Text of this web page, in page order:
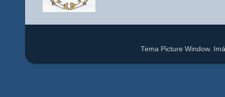
Tema Picture Window.